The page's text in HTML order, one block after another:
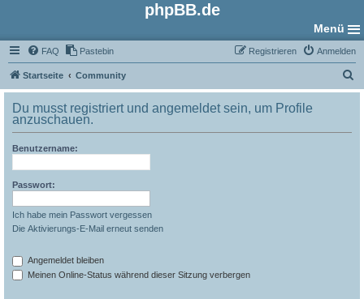
phpBB.de
Menü
FAQ Pastebin Anmelden
Registrieren
Startseite Community
u
Du musst registriert und angemeldet sein, um Profile
anzuschauen.
Benutzername:
Passwort:
Ich habe mein Passwort vergessen
Die Aktivierungs-E-Mail erneut senden
Angemeldet bleiben
Meinen Online-Status während dieser Sitzung verbergen